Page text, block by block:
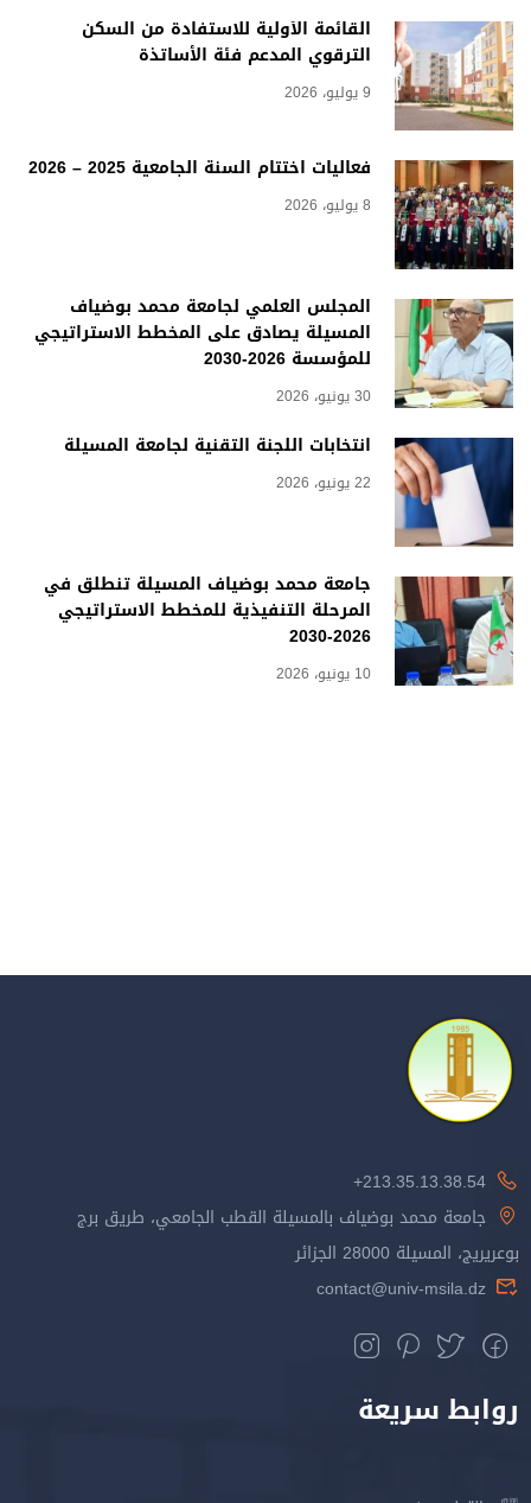
القائمة الأولية للاستفادة من السكن
الترقوي المدعم فئة الأساتذة
9 يوليو، 2026
فعاليات اختتام السنة الجامعية 2025 – 2026
8 يوليو، 2026
المجلس العلمي لجامعة محمد بوضياف
المسيلة يصادق على المخطط الاستراتيجي
للمؤسسة 2026-2030
30 يونيو، 2026
انتخابات اللجنة التقنية لجامعة المسيلة
22 يونيو، 2026
جامعة محمد بوضياف المسيلة تنطلق في
المرحلة التنفيذية للمخطط الاستراتيجي
2026-2030
10 يونيو، 2026
213.35.13.38.54+
جامعة محمد بوضياف بالمسيلة القطب الجامعي، طريق برج
بوعريريج، المسيلة 28000 الجزائر
contact@univ-msila.dz
روابط سريعة